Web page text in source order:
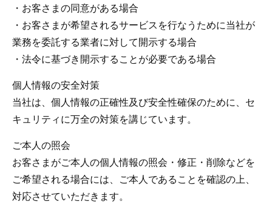
・お客さまの同意がある場合
・お客さまが希望されるサービスを行なうために当社が
業務を委託する業者に対して開示する場合
・法令に基づき開示することが必要である場合
個人情報の安全対策
当社は、個人情報の正確性及び安全性確保のために、セ
キュリティに万全の対策を講じています。
ご本人の照会
お客さまがご本人の個人情報の照会・修正・削除などを
ご希望される場合には、ご本人であることを確認の上、
対応させていただきます。